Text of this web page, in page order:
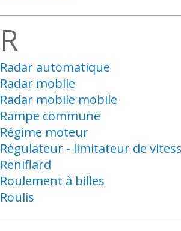
R
Radar automatique
Radar mobile
Radar mobile mobile
Rampe commune
Régime moteur
Régulateur - limitateur de
Reniflard
Roulement à billes
Roulis